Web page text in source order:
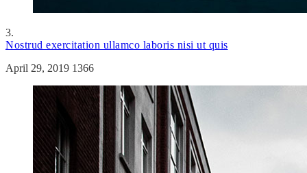
3.
Nostrud exercitation ullamco laboris nisi ut quis
April 29, 2019 1366